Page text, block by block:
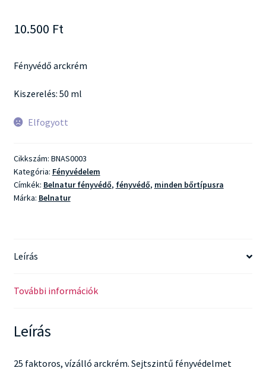
10.500 Ft
Fényvédő arckrém
Kiszerelés: 50 ml
Elfogyott
Cikkszám: BNAS0003
Kategória: Fényvédelem
Címkék: Belnatur fényvédő, fényvédő, minden bőrtípusra
Márka: Belnatur
Leírás
További információk
Leírás
25 faktoros, vízálló arckrém. Sejtszintű fényvédelmet